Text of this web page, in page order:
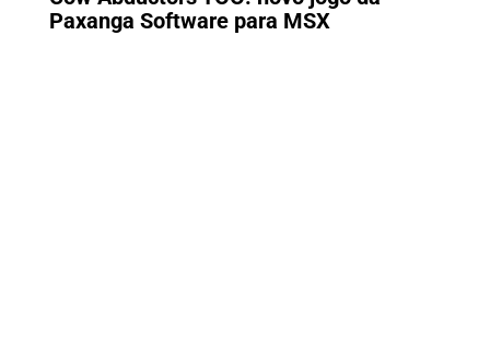
Paxanga Software para MSX